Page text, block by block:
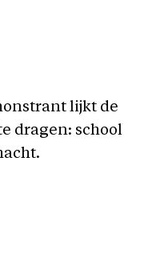
lijkt de
dragen: school